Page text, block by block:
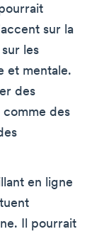
sur la
les
et mentale.
des
comme des
en ligne
Il pourrait